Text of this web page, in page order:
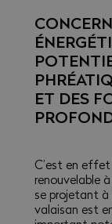
ET DES
C’est en
renouvelable
se projetant à
valaisan est